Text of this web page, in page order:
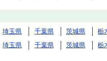
埼玉県 千葉県 茨城県 栃
埼玉県 千葉県 茨城県 栃